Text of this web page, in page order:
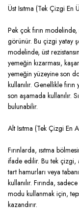
Üst Isıtma (Tek Çizgi En
Pek çok fırın
görünür. Bu çizgi yatay
modelinde, üst
yemeğin kızarması,
yemeğin yüzeyine son
kullanılır. Genellikle
son aşamada kullanılır.
bulunabilir.
Alt Isıtma (Tek Çizgi En
Fırınlarda, ısıtma
ifade edilir. Bu tek çizgi,
tart hamurları veya
kullanılır. Fırında,
modu kullanmak için,
kazandırır.